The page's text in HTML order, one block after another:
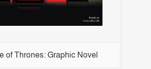
of Thrones: Graphic Novel